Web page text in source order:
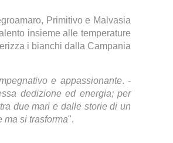
Primitivo e Malvasia
insieme alle temperature
i bianchi dalla Campania
e appassionante. -
dedizione ed energia; per
due mari e dalle storie di un
ma si trasforma".